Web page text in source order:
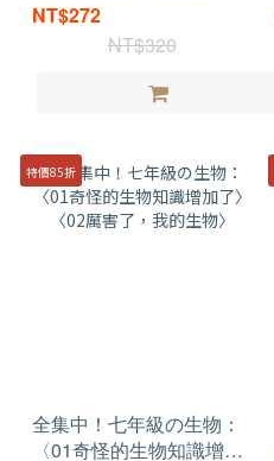
NT$272
NT$320
特價85折
全集中！七年級の生物：
〈01奇怪的生物知識增加